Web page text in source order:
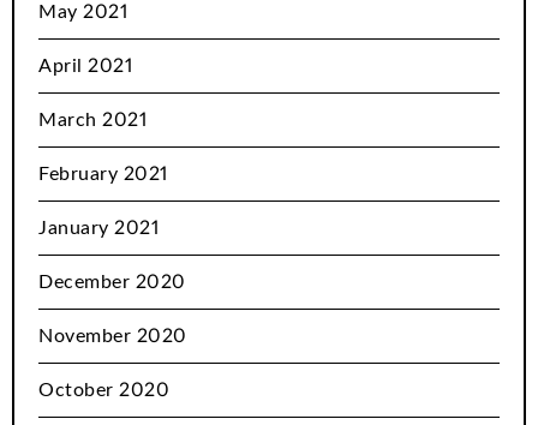
May 2021
April 2021
March 2021
February 2021
January 2021
December 2020
November 2020
October 2020